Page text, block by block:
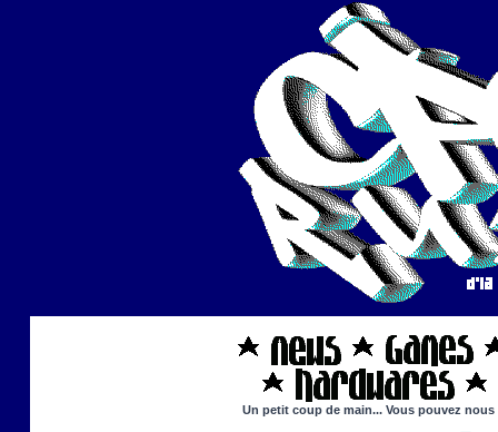
Un petit coup de main... Vous pouvez